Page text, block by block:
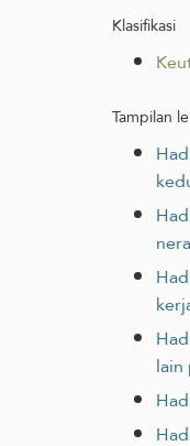
Klasifikasi
Tampilan